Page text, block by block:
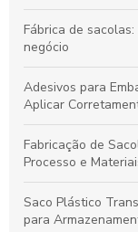
Fábrica de
negócio
Adesivos para
Aplicar
Fabricação de
Processo e
Saco Plástico
para